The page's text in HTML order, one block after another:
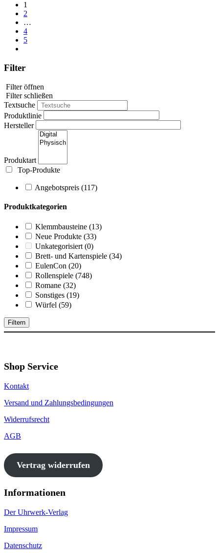
1
2
…
4
5
Filter
Filter öffnen
Filter schließen
Textsuche
Produktlinie
Hersteller
Produktart
Top-Produkte
Angebotspreis (117)
Produktkategorien
Klemmbausteine (13)
Neue Produkte (33)
Unkategorisiert (0)
Brett- und Kartenspiele (34)
EulenCon (20)
Rollenspiele (748)
Romane (32)
Sonstiges (19)
Würfel (59)
Filtern
Shop Service
Kontakt
Versand und Zahlungsbedingungen
Widerrufsrecht
AGB
Vertrag widerrufen
Informationen
Der Uhrwerk-Verlag
Impressum
Datenschutz